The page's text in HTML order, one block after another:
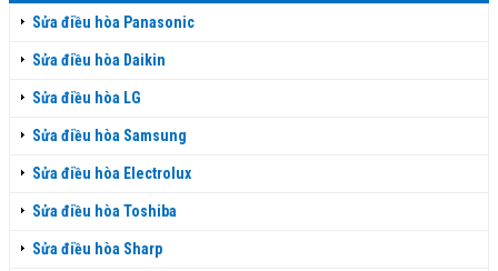
Sửa điều hòa Panasonic
Sửa điều hòa Daikin
Sửa điều hòa LG
Sửa điều hòa Samsung
Sửa điều hòa Electrolux
Sửa điều hòa Toshiba
Sửa điều hòa Sharp